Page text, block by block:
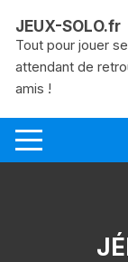
contenu
JEUX-SOLO.fr
Tout pour jouer
attendant de
amis !